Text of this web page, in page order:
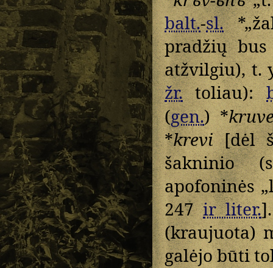
balt.-sl.
pradžių
atžvilgiu), t.
žr.toliau):
(gen.) *
*krevi[dėl
šakninio
apofoninės
247ir liter.
(kraujuota)
galėjo būti